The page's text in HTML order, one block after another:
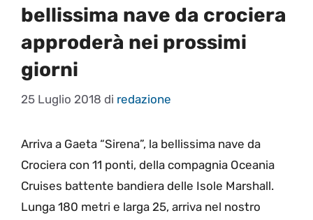
bellissima nave da crociera
approderà nei prossimi
giorni
25 Luglio 2018 di redazione
Arriva a Gaeta “Sirena”, la bellissima nave da
Crociera con 11 ponti, della compagnia Oceania
Cruises battente bandiera delle Isole Marshall.
Lunga 180 metri e larga 25, arriva nel nostro